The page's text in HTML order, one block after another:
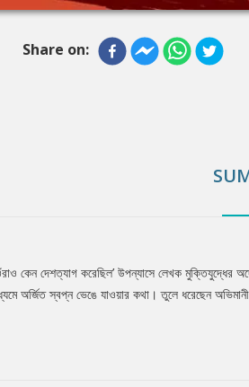
Share on:
ওঁরাও কেন দেশত্যাগ করেছিল’ উপন্যাসে লেখক
অর্জিত স্বপ্ন ভেঙে যাওয়ার কথা। তুলে ধরেছেন